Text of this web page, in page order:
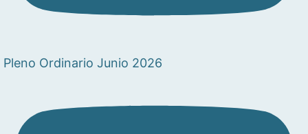
Pleno Ordinario Junio 2026